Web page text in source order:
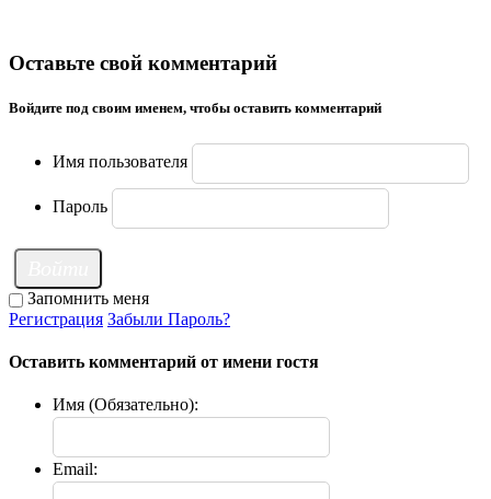
Оставьте свой комментарий
Войдите под своим именем, чтобы оставить комментарий
Имя пользователя
Пароль
Запомнить меня
Регистрация Забыли Пароль?
Оставить комментарий от имени гостя
Имя (Обязательно):
Email: